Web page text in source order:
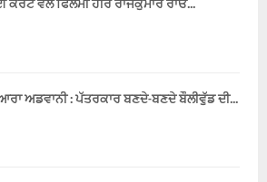
ਕੋਰਟ ਵਲੋਂ ਫਿਲਮੀ ਹੀਰੋ ਰਾਜਕੁਮਾਰ ਰਾਓ...
ਅਡਵਾਨੀ : ਪੱਤਰਕਾਰ ਬਣਦੇ-ਬਣਦੇ ਬੌਲੀਵੁੱਡ ਦੀ...